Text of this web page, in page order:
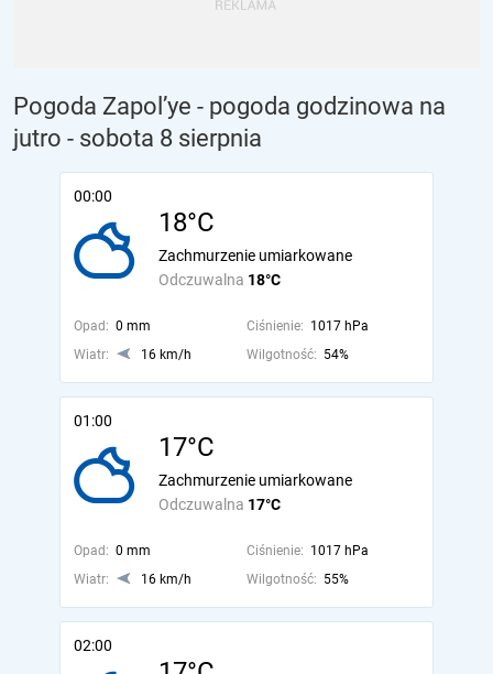
Pogoda Zapol’ye - pogoda godzinowa na
jutro - sobota 8 sierpnia
00:00
18°C
Odczuwalna 18°C
Zachmurzenie umiarkowane
Opad: 0 mm Ciśnienie: 1017 hPa
Wiatr:
16 km/h Wilgotność: 54%
01:00
17°C
Odczuwalna 17°C
Zachmurzenie umiarkowane
Opad: 0 mm Ciśnienie: 1017 hPa
Wiatr:
16 km/h Wilgotność: 55%
02:00